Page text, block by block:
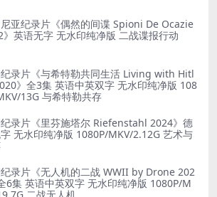
亚纪录片《偶然的间谍 Spioni De Ocazie
》英语无字 无水印纯净版 二战谍报行动
录片《与希特勒共同生活 Living with Hitl
》全3集 英语中英双字 无水印纯净版 108
13G 与希特勒共存
录片《里芬施塔尔 Riefenstahl 2024》德
无水印纯净版 1080P/MKV/2.12G 艺术与
录片《无人机的二战 WWII by Drone 202
6集 英语中英双字 无水印纯净版 1080P/M